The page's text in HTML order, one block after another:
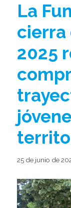
La
cierra
2025
25 de junio de